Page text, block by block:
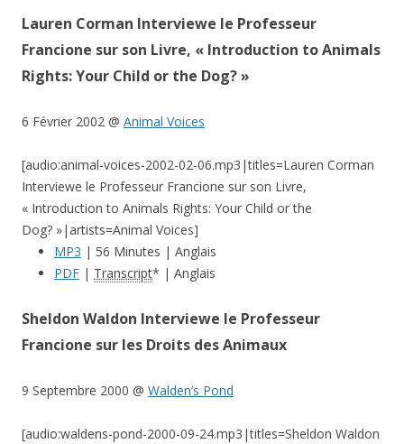
Lauren Corman Interviewe le Professeur
Francione sur son Livre, « Introduction to Animals
Rights: Your Child or the Dog? »
6 Février 2002 @ Animal Voices
[audio:animal-voices-2002-02-06.mp3|titles=Lauren Corman
Interviewe le Professeur Francione sur son Livre,
« Introduction to Animals Rights: Your Child or the
Dog? »|artists=Animal Voices]
MP3 | 56 Minutes | Anglais
PDF | Transcript* | Anglais
Sheldon Waldon Interviewe le Professeur
Francione sur les Droits des Animaux
9 Septembre 2000 @ Walden’s Pond
[audio:waldens-pond-2000-09-24.mp3|titles=Sheldon Waldon